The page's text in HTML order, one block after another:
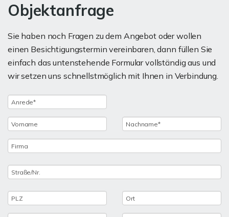
Objektanfrage
Sie haben noch Fragen zu dem Angebot oder wollen
einen Besichtigungstermin vereinbaren, dann füllen Sie
einfach das untenstehende Formular vollständig aus und
wir setzen uns schnellstmöglich mit Ihnen in Verbindung.